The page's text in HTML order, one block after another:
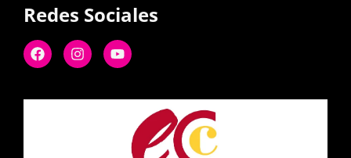
Redes Sociales